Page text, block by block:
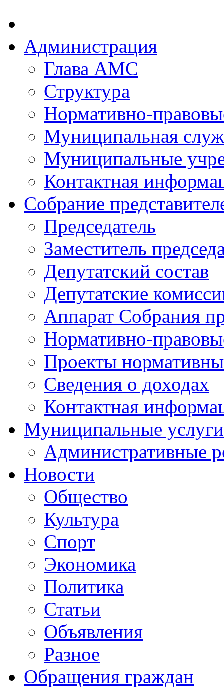
Администрация
Глава АМС
Структура
Нормативно-
Муниципальная
Муниципальные
Контактная
Собрание
Председатель
Заместитель
Депутатский состав
Депутатские
Аппарат Собрания
Нормативно-
Проекты
Сведения о доходах
Контактная
Муниципальные услуги
Административные
Новости
Общество
Культура
Спорт
Экономика
Политика
Статьи
Объявления
Разное
Обращения граждан